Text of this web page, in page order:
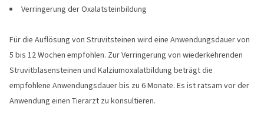
Verringerung der Oxalatsteinbildung
Für die Auflösung von Struvitsteinen wird eine Anwendungsdauer von
5 bis 12 Wochen empfohlen. Zur Verringerung von wiederkehrenden
Struvitblasensteinen und Kalziumoxalatbildung beträgt die
empfohlene Anwendungsdauer bis zu 6 Monate. Es ist ratsam vor der
Anwendung einen Tierarzt zu konsultieren.